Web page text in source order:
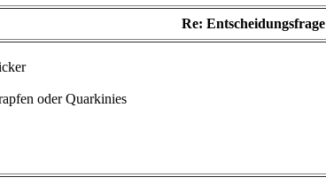
Re: Entscheidungsfrage
oder Quarkinies